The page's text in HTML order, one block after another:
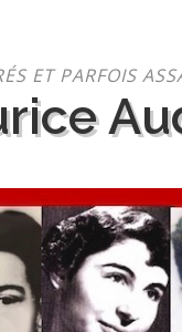
ET PARFOIS